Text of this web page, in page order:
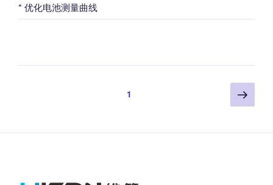
* 优化电池测量曲线
1 下
一